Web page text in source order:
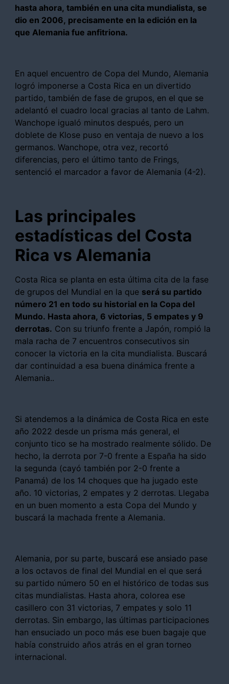
hasta ahora, también en una cita mundialista, se
dio en 2006, precisamente en la edición en la
que Alemania fue anfitriona.
En aquel encuentro de Copa del Mundo, Alemania
logró imponerse a Costa Rica en un divertido
partido, también de fase de grupos, en el que se
adelantó el cuadro local gracias al tanto de Lahm.
Wanchope igualó minutos después, pero un
doblete de Klose puso en ventaja de nuevo a los
germanos. Wanchope, otra vez, recortó
diferencias, pero el último tanto de Frings,
sentenció el marcador a favor de Alemania (4-2).
Las principales
estadísticas del Costa
Rica vs Alemania
Costa Rica se planta en esta última cita de la fase
de grupos del Mundial en la que será su partido
número 21 en todo su historial en la Copa del
Mundo. Hasta ahora, 6 victorias, 5 empates y 9
derrotas. Con su triunfo frente a Japón, rompió la
mala racha de 7 encuentros consecutivos sin
conocer la victoria en la cita mundialista. Buscará
dar continuidad a esa buena dinámica frente a
Alemania..
Si atendemos a la dinámica de Costa Rica en este
año 2022 desde un prisma más general, el
conjunto tico se ha mostrado realmente sólido. De
hecho, la derrota por 7-0 frente a España ha sido
la segunda (cayó también por 2-0 frente a
Panamá) de los 14 choques que ha jugado este
año. 10 victorias, 2 empates y 2 derrotas. Llegaba
en un buen momento a esta Copa del Mundo y
buscará la machada frente a Alemania.
Alemania, por su parte, buscará ese ansiado pase
a los octavos de final del Mundial en el que será
su partido número 50 en el histórico de todas sus
citas mundialistas. Hasta ahora, colorea ese
casillero con 31 victorias, 7 empates y solo 11
derrotas. Sin embargo, las últimas participaciones
han ensuciado un poco más ese buen bagaje que
había construido años atrás en el gran torneo
internacional.